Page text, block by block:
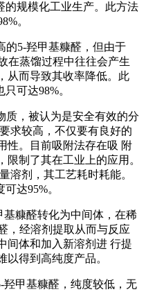
的规模化工业生产。此方法
。
的5‑羟甲基糠醛，但由于
在蒸馏过程中往往会产生
从而导致其收率降低。此
可达98%。
质，被认为是安全有效的分
求较高，不仅要有良好的
性。目前吸附法存在吸 附
限制了其在工业上的应用。
溶剂，其工艺耗时耗能。
达95%。
基糠醛转化为中间体，在稀
，经溶剂提取从而与反应
间体和加入新溶剂进 行提
得到高纯度产品。
羟甲基糠醛，纯度较低，无